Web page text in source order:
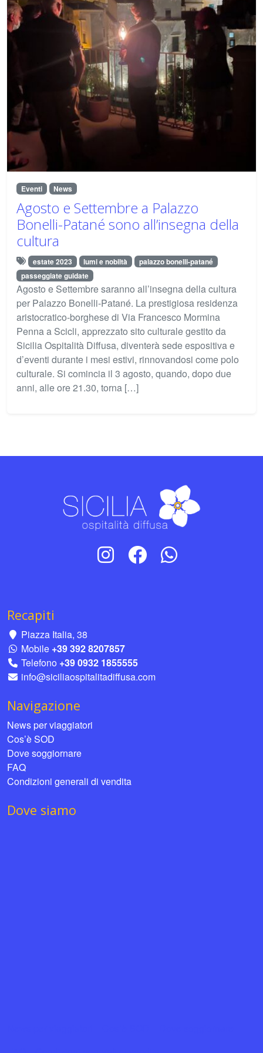
Eventi News
Agosto e Settembre a Palazzo
Bonelli-Patané sono all’insegna della
cultura
estate 2023 lumi e nobiltà
palazzo bonelli-patané
passeggiate guidate
Agosto e Settembre saranno all’insegna della cultura
per Palazzo Bonelli-Patané. La prestigiosa residenza
aristocratico-borghese di Via Francesco Mormina
Penna a Scicli, apprezzato sito culturale gestito da
Sicilia Ospitalità Diffusa, diventerà sede espositiva e
d’eventi durante i mesi estivi, rinnovandosi come polo
culturale. Si comincia il 3 agosto, quando, dopo due
anni, alle ore 21.30, torna […]
Recapiti
Piazza Italia, 38
Mobile +39 392 8207857
Telefono +39 0932 1855555
info@siciliaospitalitadiffusa.com
Navigazione
News per viaggiatori
Cos’è SOD
Dove soggiornare
FAQ
Condizioni generali di vendita
Dove siamo